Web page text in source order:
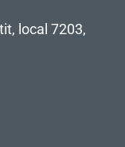
local 7203,